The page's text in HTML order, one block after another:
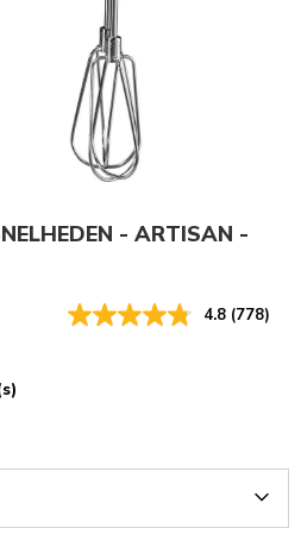
- ARTISAN -
4.8 (778)